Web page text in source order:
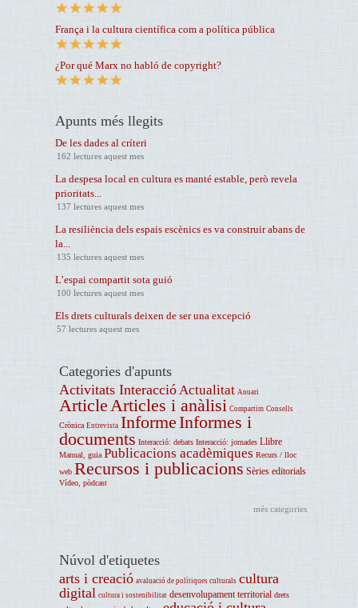
França i la cultura científica com a política pública
¿Por qué Marx no habló de copyright?
Apunts més llegits
De les dades al críteri
162 lectures aquest mes
La despesa local en cultura es manté estable, però revela
prioritats...
137 lectures aquest mes
La resiliència dels espais escènics es va construir abans de
la...
135 lectures aquest mes
L’espai compartit sota guió
100 lectures aquest mes
Els drets culturals deixen de ser una excepció
57 lectures aquest mes
Categories d'apunts
Activitats Interacció Actualitat Anuari
Article Articles i anàlisi Compartim Consells
Crònica Entrevista InformeInformes i
documents Interacció: debats Interacció: jornades Llibre
Manual, guia Publicacions acadèmiques Recurs / lloc
web Recursos i publicacions Sèries editorials
Vídeo, pòdcast
més categories
Núvol d'etiquetes
arts i creació avaluació de polítiques culturals cultura
digital cultura i sostenibilitat desenvolupament territorial drets